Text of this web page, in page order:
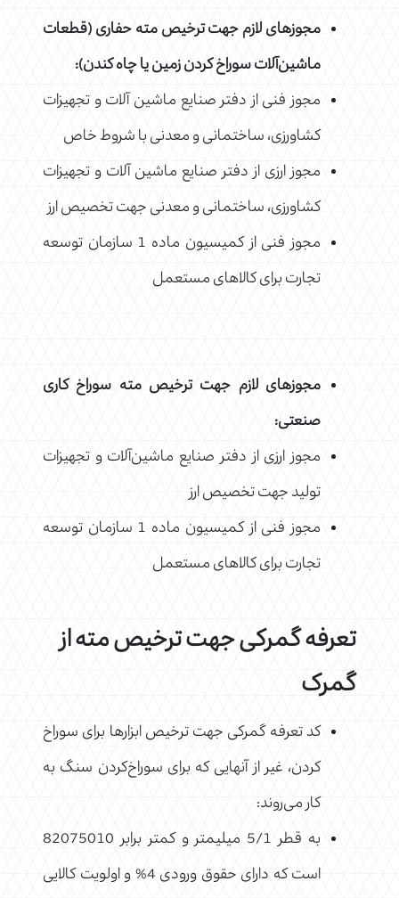
مجوزهای لازم جهت ترخیص مته حفاری (قطعات
ماشین‌آلات سوراخ کردن زمین یا چاه کندن):
مجوز فنی از دفتر صنایع ماشین آلات و تجهیزات
کشاورزی، ساختمانی و معدنی با شروط خاص
مجوز ارزی از دفتر صنایع ماشین آلات و تجهیزات
کشاورزی، ساختمانی و معدنی جهت تخصیص ارز
مجوز فنی از کمیسیون ماده 1 سازمان توسعه
تجارت برای کالاهای مستعمل
مجوزهای لازم جهت ترخیص مته سوراخ کاری
صنعتی:
مجوز ارزی از دفتر صنایع ماشین‌آلات و تجهیزات
تولید جهت تخصیص ارز
مجوز فنی از کمیسیون ماده 1 سازمان توسعه
تجارت برای کالاهای مستعمل
تعرفه گمرکی جهت ترخیص مته از
گمرک
کد تعرفه گمرکی جهت ترخیص ابزارها برای سوراخ
کردن، غیر از آنهایی که برای سوراخ‌کردن سنگ به
کار می‌روند:
به قطر 5/1 میلیمتر و کمتر برابر 82075010
است که دارای حقوق ورودی 4% و اولویت کالایی